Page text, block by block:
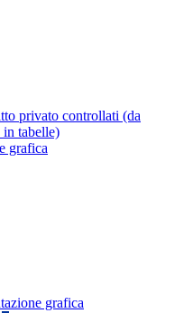
privato controllati (da
in tabelle)
grafica
grafica